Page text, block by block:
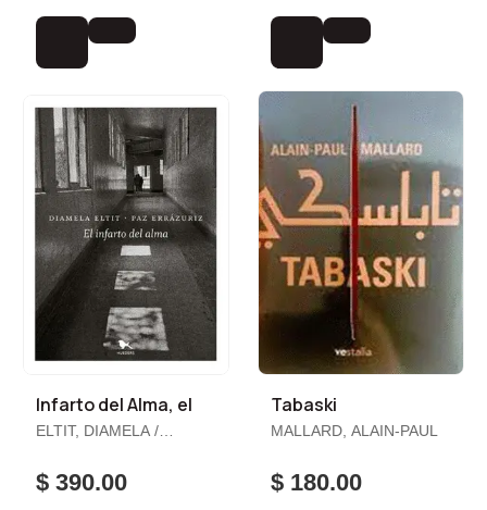
Infarto del Alma, el
ELTIT, DIAMELA /
$ 390.00
Tabaski
MALLARD, ALAIN-PAUL
$ 180.00